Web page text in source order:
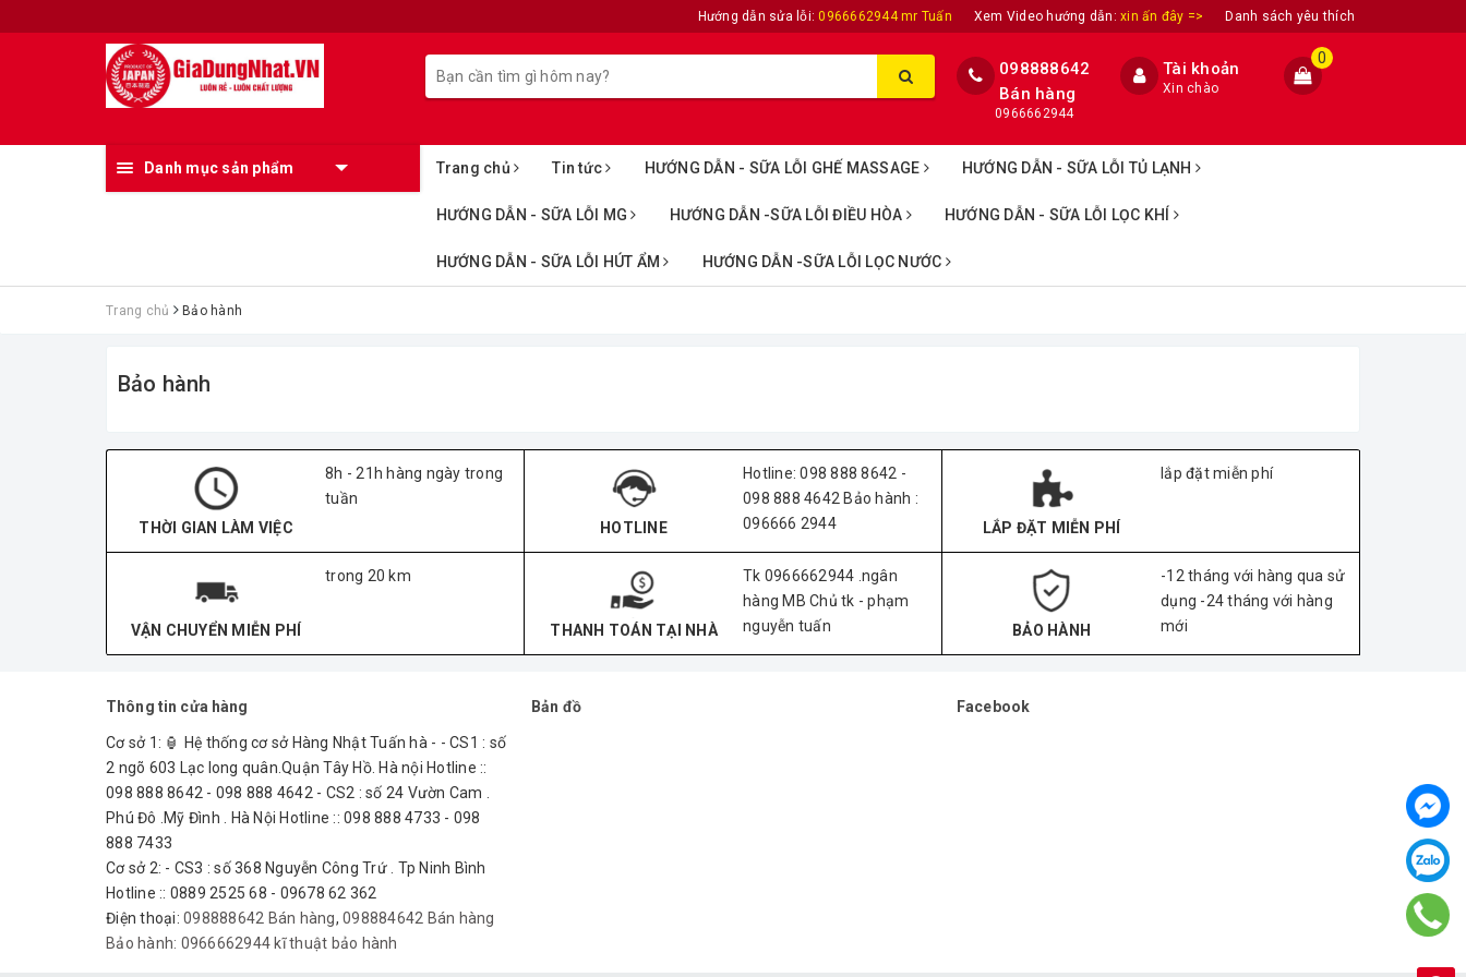
Hướng dẫn sửa lỗi:0966662944 mr Tuấn Xem Video hướng dẫn: xin ấn đây => Danh sách yêu thích
098888642
Bán hàng
0966662944
Tài khoản
Xin chào
0
Danh mục sản phẩm Trang chủ Tin tức HƯỚNG DẪN - SỮA LỖI GHẾ MASSAGE HƯỚNG DẪN - SỮA LỖI TỦ LẠNH
HƯỚNG DẪN - SỮA LỖI MG HƯỚNG DẪN -SỮA LỖI ĐIỀU HÒA HƯỚNG DẪN - SỮA LỖI LỌC KHÍ
HƯỚNG DẪN - SỮA LỖI HÚT ẨM HƯỚNG DẪN -SỮA LỖI LỌC NƯỚC
Trang chủ Bảo hành
Bảo hành
THỜI GIAN LÀM VIỆC
8h - 21h hàng ngày trong
tuần
HOTLINE
Hotline: 098 888 8642 -
098 888 4642 Bảo hành :
096666 2944
LẮP ĐẶT MIỄN PHÍ
lắp đặt miễn phí
VẬN CHUYỂN MIỄN PHÍ
trong 20 km
THANH TOÁN TẠI NHÀ
Tk 0966662944 .ngân
hàng MB Chủ tk - phạm
nguyễn tuấn
BẢO HÀNH
-12 tháng với hàng qua sử
dụng -24 tháng với hàng
mới
Thông tin cửa hàng
Cơ sở 1: 🏮 Hệ thống cơ sở Hàng Nhật Tuấn hà - - CS1 : số
2 ngõ 603 Lạc long quân.Quận Tây Hồ. Hà nội Hotline ::
098 888 8642 - 098 888 4642 - CS2 : số 24 Vườn Cam .
Phú Đô .Mỹ Đình . Hà Nội Hotline :: 098 888 4733 - 098
888 7433
Cơ sở 2: - CS3 : số 368 Nguyễn Công Trứ . Tp Ninh Bình
Hotline :: 0889 2525 68 - 09678 62 362
Điện thoại: 098888642 Bán hàng, 098884642 Bán hàng
Bảo hành: 0966662944 kĩ thuật bảo hành
Bản đồ Facebook